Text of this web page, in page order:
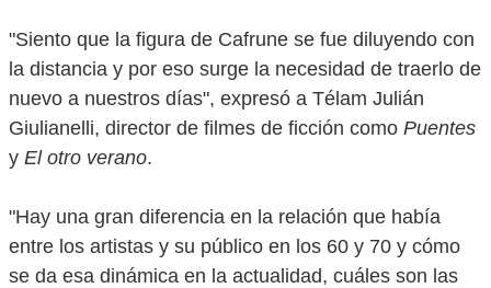
"Siento que la figura de Cafrune se fue diluyendo con
la distancia y por eso surge la necesidad de traerlo de
nuevo a nuestros días", expresó a Télam Julián
Giulianelli, director de filmes de ficción como Puentes
y El otro verano.
"Hay una gran diferencia en la relación que había
entre los artistas y su público en los 60 y 70 y cómo
se da esa dinámica en la actualidad, cuáles son las